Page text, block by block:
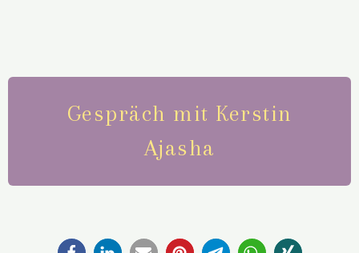
Gespräch mit Kerstin
Ajasha